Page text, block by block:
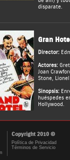
disparate.
Gran
Director:
Actores:
Joan
Stone,
Sinopsis:
huéspedes
Hollywood.
Copyright 2010 ©
Política de Privacidad
Términos de Servicio